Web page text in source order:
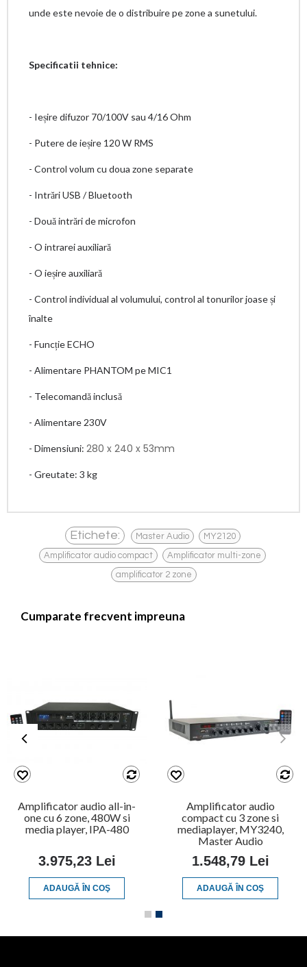
unde este nevoie de o distribuire pe zone a sunetului.
Specificatii tehnice:
- Ieșire difuzor 70/100V sau 4/16 Ohm
- Putere de ieșire 120 W RMS
- Control volum cu doua zone separate
- Intrări USB / Bluetooth
- Două intrări de microfon
- O intrarei auxiliară
- O ieșire auxiliară
- Control individual al volumului, control al tonurilor joase și
înalte
- Funcție ECHO
- Alimentare PHANTOM pe MIC1
- Telecomandă inclusă
- Alimentare 230V
- Dimensiuni: 280 x 240 x 53mm
- Greutate: 3 kg
Etichete: Master Audio , MY2120 ,
Amplificator audio compact Amplificator multi-zone
amplificator 2 zone
Cumparate frecvent impreuna
Amplificator audio all-in-
one cu 6 zone, 480W si
media player, IPA-480
3.975,23 Lei
ADAUGĂ ÎN COŞ
Amplificator audio
compact cu 3 zone si
mediaplayer, MY3240,
Master Audio
1.548,79 Lei
ADAUGĂ ÎN COŞ